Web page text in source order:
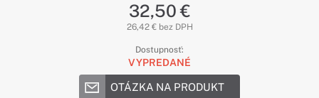
32,50 €
26,42 € bez DPH
Dostupnosť:
VYPREDANÉ
OTÁZKA NA PRODUKT